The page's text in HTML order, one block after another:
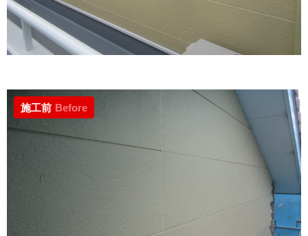
施工前 Before